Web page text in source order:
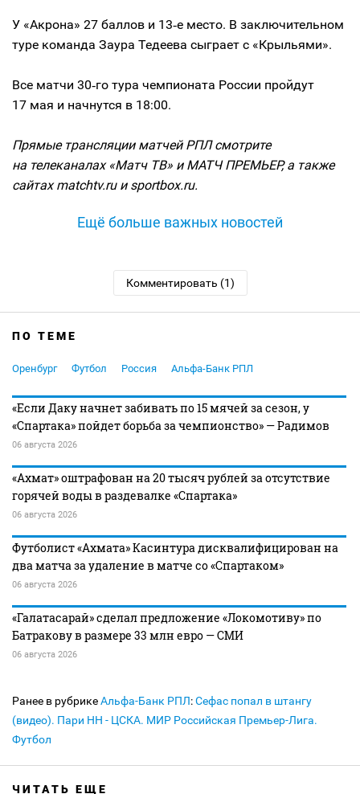
У «Акрона» 27 баллов и 13‑е место. В заключительном
туре команда Заура Тедеева сыграет с «Крыльями».
Все матчи 30‑го тура чемпионата России пройдут
17 мая и начнутся в 18:00.
Прямые трансляции матчей РПЛ смотрите
на телеканалах «Матч ТВ» и МАТЧ ПРЕМЬЕР, а также
сайтах matchtv.ru и sportbox.ru.
Ещё больше важных новостей
Комментировать (1)
ПО ТЕМЕ
Оренбург Футбол Россия Альфа-Банк РПЛ
«Если Даку начнет забивать по 15 мячей за сезон, у
«Спартака» пойдет борьба за чемпионство» — Радимов
06 августа 2026
«Ахмат» оштрафован на 20 тысяч рублей за отсутствие
горячей воды в раздевалке «Спартака»
06 августа 2026
Футболист «Ахмата» Касинтура дисквалифицирован на
два матча за удаление в матче со «Спартаком»
06 августа 2026
«Галатасарай» сделал предложение «Локомотиву» по
Батракову в размере 33 млн евро — СМИ
06 августа 2026
Ранее в рубрикеАльфа-Банк РПЛ:Сефас попал в штангу
(видео). Пари НН - ЦСКА. МИР Российская Премьер-Лига.
Футбол
ЧИТАТЬ ЕЩЕ